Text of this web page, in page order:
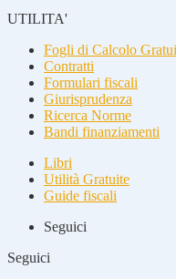
UTILITA'
Fogli di Calcolo
Contratti
Formulari fiscali
Giurisprudenza
Ricerca Norme
Bandi finanziamenti
Libri
Utilità Gratuite
Guide fiscali
Seguici
Seguici